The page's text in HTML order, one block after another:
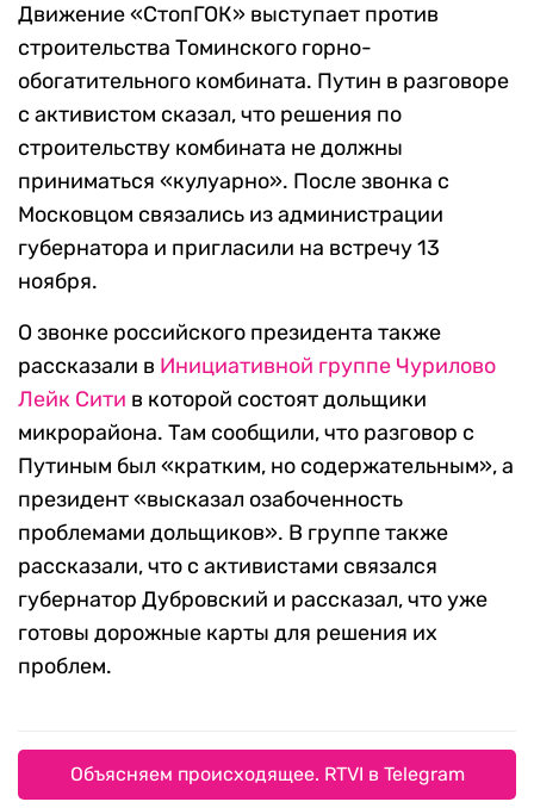
Движение «СтопГОК» выступает против
строительства Томинского горно-
обогатительного комбината. Путин в разговоре
с активистом сказал, что решения по
строительству комбината не должны
приниматься «кулуарно». После звонка с
Московцом связались из администрации
губернатора и пригласили на встречу 13
ноября.
О звонке российского президента также
рассказали в Инициативной группе Чурилово
Лейк Сити в которой состоят дольщики
микрорайона. Там сообщили, что разговор с
Путиным был «кратким, но содержательным», а
президент «высказал озабоченность
проблемами дольщиков». В группе также
рассказали, что с активистами связался
губернатор Дубровский и рассказал, что уже
готовы дорожные карты для решения их
проблем.
Объясняем происходящее. RTVI в Telegram